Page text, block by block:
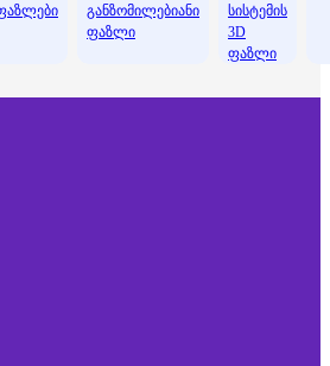
განზომილებიანი
ფაზლი
სისტემის
3D
ფაზლი